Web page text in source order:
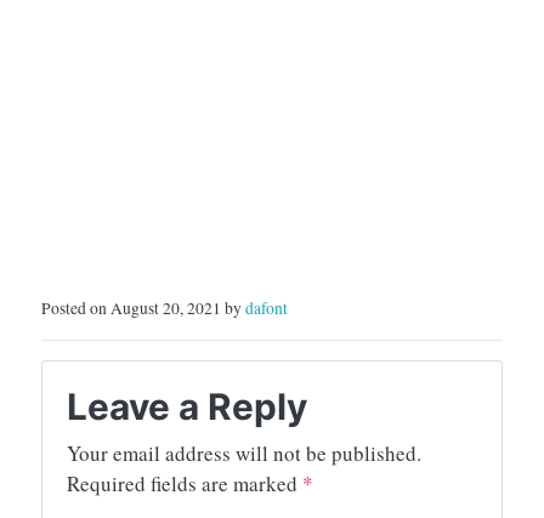
Posted on August 20, 2021 bydafont
Leave a Reply
Your email address will not be published.
Required fields are marked *